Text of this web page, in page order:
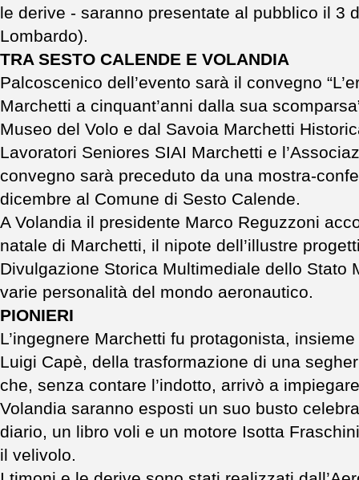
le derive - saranno presentate al pubblico il 3
Lombardo).
TRA SESTO CALENDE E VOLANDIA
Palcoscenico dell’evento sarà il convegno
Marchetti a cinquant’anni dalla sua
Museo del Volo e dal Savoia Marchetti
Lavoratori Seniores SIAI Marchetti e
convegno sarà preceduto da una mostra-
dicembre al Comune di Sesto Calende.
A Volandia il presidente Marco Reguzzoni
natale di Marchetti, il nipote dell’illustre
Divulgazione Storica Multimediale dello Stato
varie personalità del mondo aeronautico.
PIONIERI
L’ingegnere Marchetti fu protagonista,
Luigi Capè, della trasformazione di una
che, senza contare l’indotto, arrivò a
Volandia saranno esposti un suo busto
diario, un libro voli e un motore Isotta
il velivolo.